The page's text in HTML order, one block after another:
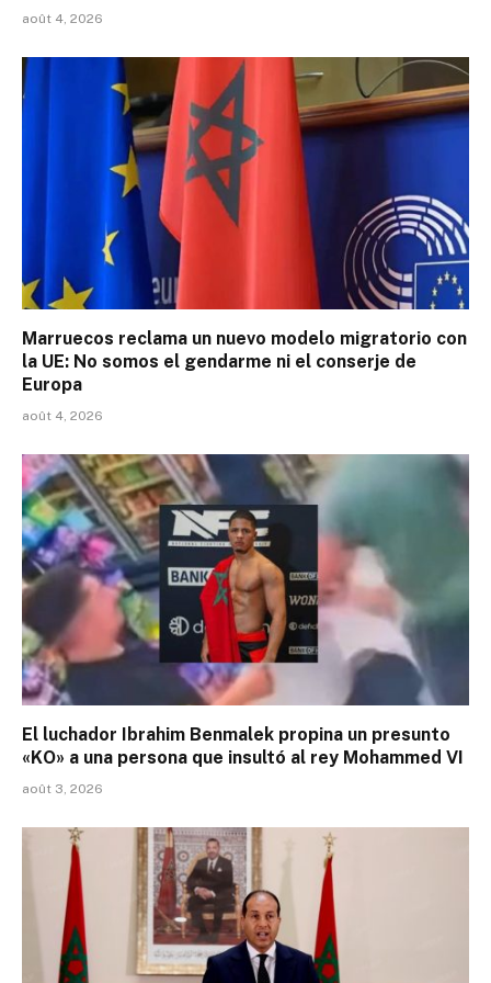
août 4, 2026
Marruecos reclama un nuevo modelo migratorio con
la UE: No somos el gendarme ni el conserje de
Europa
août 4, 2026
El luchador Ibrahim Benmalek propina un presunto
«KO» a una persona que insultó al rey Mohammed VI
août 3, 2026